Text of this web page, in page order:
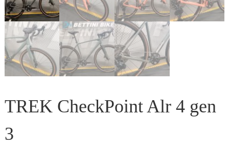
TREK CheckPoint Alr 4 gen
3